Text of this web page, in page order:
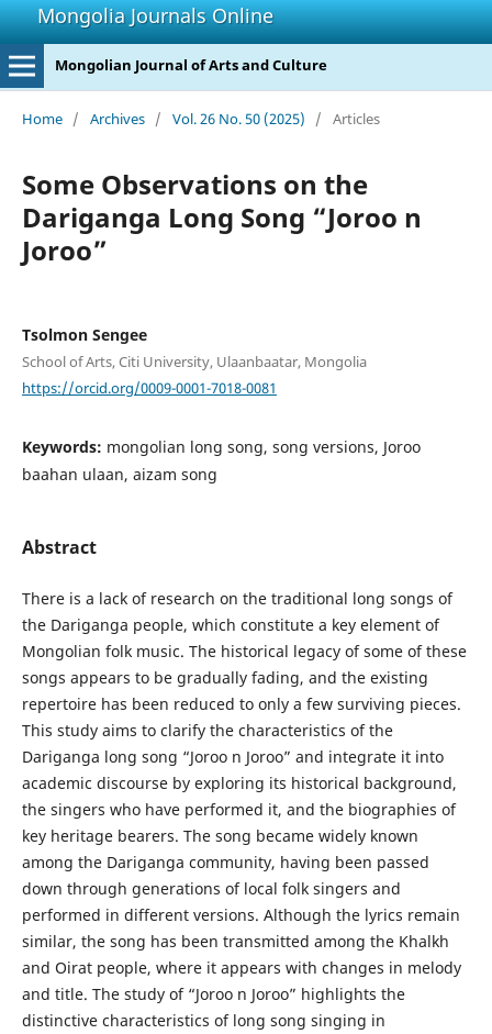
Mongolia Journals Online
Mongolian Journal of Arts and Culture
Home / Archives / Vol. 26 No. 50 (2025) / Articles
Some Observations on the
Dariganga Long Song “Joroo n
Joroo”
Tsolmon Sengee
School of Arts, Citi University, Ulaanbaatar, Mongolia
https://orcid.org/0009-0001-7018-0081
Keywords: mongolian long song, song versions, Joroo
baahan ulaan, aizam song
Abstract
There is a lack of research on the traditional long songs of
the Dariganga people, which constitute a key element of
Mongolian folk music. The historical legacy of some of these
songs appears to be gradually fading, and the existing
repertoire has been reduced to only a few surviving pieces.
This study aims to clarify the characteristics of the
Dariganga long song “Joroo n Joroo” and integrate it into
academic discourse by exploring its historical background,
the singers who have performed it, and the biographies of
key heritage bearers. The song became widely known
among the Dariganga community, having been passed
down through generations of local folk singers and
performed in different versions. Although the lyrics remain
similar, the song has been transmitted among the Khalkh
and Oirat people, where it appears with changes in melody
and title. The study of “Joroo n Joroo” highlights the
distinctive characteristics of long song singing in